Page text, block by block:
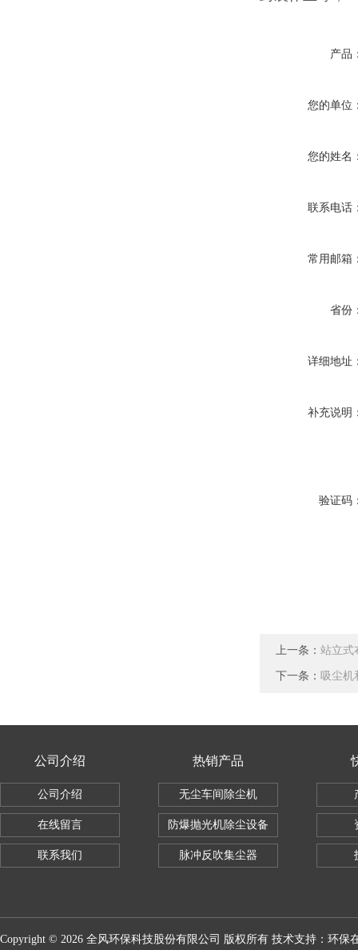
产品
您的单位
您的姓名
联系电话
常用邮箱
省份
详细地址
补充说明
验证码
上一条： 站立式
下一条： 吸尘机
公司介绍
公司介绍
在线留言
联系我们
热销产品
无尘车间除尘机
防爆抛光机除尘设备
脉冲反吹集尘器
Copyright © 2026 全风环保科技股份有限公司 版权所有 技术支持： 环保